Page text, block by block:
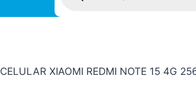
CELULAR XIAOMI REDMI NOTE 15 4G